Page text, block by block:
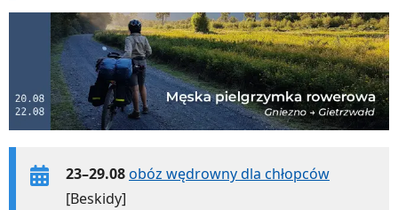
23–29.08obóz wędrowny dla chłopców
[Beskidy]